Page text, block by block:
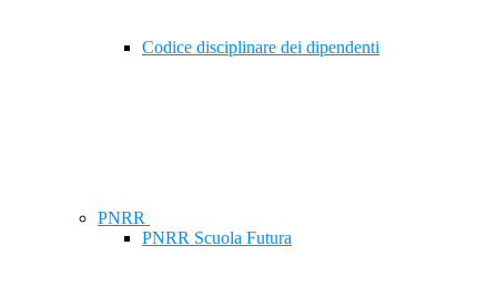
Codice disciplinare dei dipendenti
PNRR
PNRR Scuola Futura